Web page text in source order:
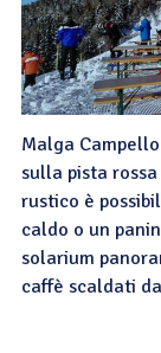
Malga
sulla pista
rustico è
caldo o un
solarium
caffè scaldati